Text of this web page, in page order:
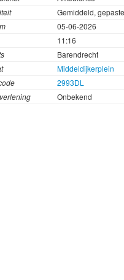
Gemiddeld,
05-06-2026
11:16
Barendrecht
Middeldijkerplein
2993DL
Onbekend